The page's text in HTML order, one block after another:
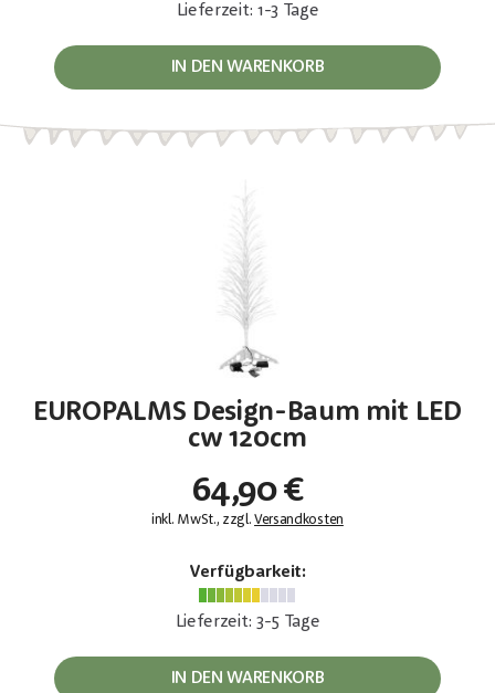
Lieferzeit: 1-3 Tage
IN DEN WARENKORB
EUROPALMS Design-Baum mit LED
cw 120cm
64,90 €
inkl. MwSt., zzgl.Versandkosten
Verfügbarkeit:
Lieferzeit: 3-5 Tage
IN DEN WARENKORB